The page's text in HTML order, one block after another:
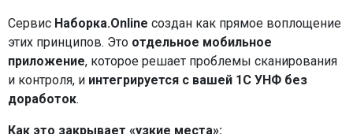
Сервис Наборка.Online создан как прямое воплощение
этих принципов. Это отдельное мобильное
приложение, которое решает проблемы сканирования
и контроля, и интегрируется с вашей 1С УНФ без
доработок.
Как это закрывает «узкие места»: